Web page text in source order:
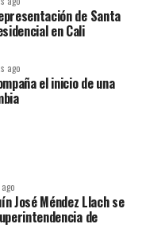
de Santa
en Cali
ago
el inicio de una
José Méndez Llach se
de